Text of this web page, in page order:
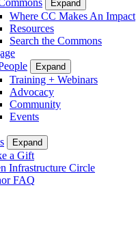
Expand
Where CC Makes An Impact
Resources
Search the Commons
Expand
Training + Webinars
Advocacy
Community
Events
Expand
a Gift
Infrastructure Circle
FAQ